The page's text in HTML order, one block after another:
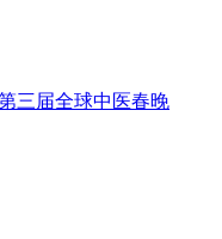
三届全球中医春晚